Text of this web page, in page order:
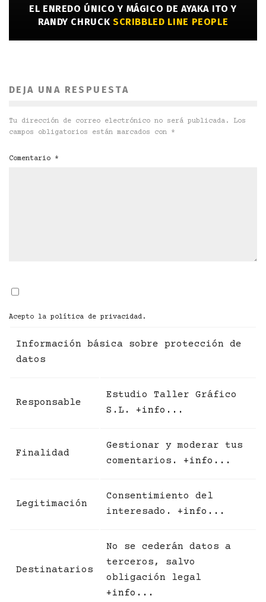
EL ENREDO ÚNICO Y MÁGICO DE AYAKA ITO Y
RANDY CHRUCK SCRIBBLED LINE PEOPLE
DEJA UNA RESPUESTA
Tu dirección de correo electrónico no será publicada.
Los
campos obligatorios están marcados con *
Comentario *
Acepto la política de privacidad .
Información básica sobre protección de
datos
Responsable
Estudio Taller Gráfico
S.L. +info...
Finalidad
Gestionar y moderar tus
comentarios. +info...
Legitimación
Consentimiento del
interesado. +info...
Destinatarios
No se cederán datos a
terceros, salvo
obligación legal
+info...